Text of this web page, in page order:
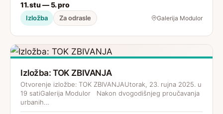
11. stu — 5. pro
Izložba Za odrasle Galerija Modulor
Izložba: TOK ZBIVANJA
Otvorenje izložbe: TOK ZBIVANJAUtorak, 23. rujna 2025. u
19 satiGalerija Modulor Nakon dvogodišnjeg proučavanja
urbanih…